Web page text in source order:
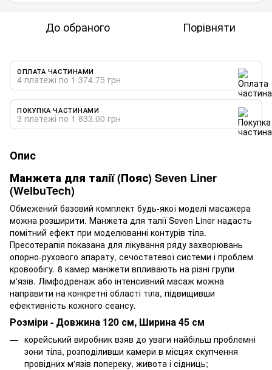
До обраного Порівняти
ОПЛАТА ЧАСТИНАМИ
4 платежі по 1 374.75 грн
ПОКУПКА ЧАСТИНАМИ
3 платежі по 1 833.00 грн
Опис
Манжета для талії (Пояс) Seven Liner
(WelbuTech)
Обмежений базовий комплект будь-якої моделі масажера
можна розширити. Манжета для талії Seven Liner надасть
помітний ефект при моделюванні контурів тіла.
Пресотерапія показана для лікування ряду захворювань
опорно-рухового апарату, сечостатевої системи і проблем
кровообігу. 8 камер манжети впливають на різні групи
м'язів. Лімфодренаж або інтенсивний масаж можна
направити на конкретні області тіла, підвищивши
ефективність кожного сеансу.
Розміри - Довжина 120 см, Ширина 45 см
корейський виробник взяв до уваги найбільш проблемні
зони тіла, розподіливши камери в місцях скупчення
провідних м'язів попереку, живота і сідниць;